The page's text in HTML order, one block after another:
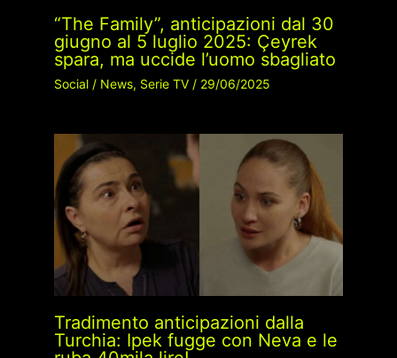
“The Family”, anticipazioni dal 30
giugno al 5 luglio 2025: Çeyrek
spara, ma uccide l’uomo sbagliato
Social/ News, Serie TV/ 29/06/2025
Tradimento anticipazioni dalla
Turchia: Ipek fugge con Neva e le